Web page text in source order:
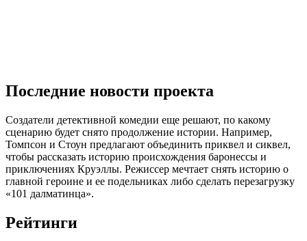
Последние новости проекта
Создатели детективной комедии еще решают, по какому
сценарию будет снято продолжение истории. Например,
Томпсон и Стоун предлагают объединить приквел и сиквел,
чтобы рассказать историю происхождения баронессы и
приключениях Круэллы. Режиссер мечтает снять историю о
главной героине и ее подельниках либо сделать перезагрузку
«101 далматинца».
Рейтинги